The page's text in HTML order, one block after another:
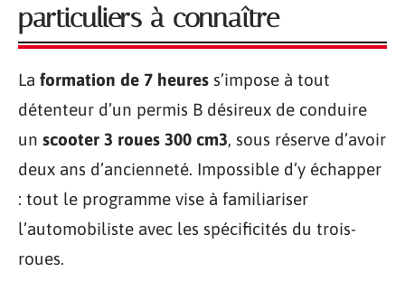
particuliers à connaître
La formation de 7 heures s’impose à tout
détenteur d’un permis B désireux de conduire
un scooter 3 roues 300 cm3, sous réserve d’avoir
deux ans d’ancienneté. Impossible d’y échapper
: tout le programme vise à familiariser
l’automobiliste avec les spécificités du trois-
roues.